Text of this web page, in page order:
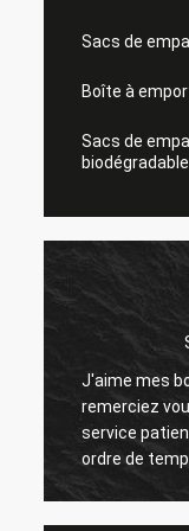
Sacs de
Boîte à
Sacs de
Les puces
puces
maintenant.
contact.